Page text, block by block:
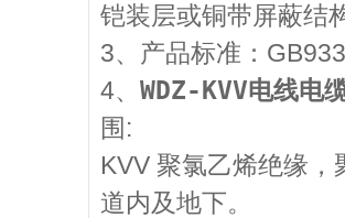
铠装层或铜带屏蔽结
3、产品标准：
4、 WDZ-KVV电线电
围:
KVV 聚氯乙烯绝缘
道内及地下。